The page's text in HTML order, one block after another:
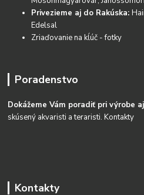
Privezieme aj do Rakúska:
Edelsal
Zriaďovanie na kĺúč - fotky
Poradenstvo
Dokážeme Vám poradiť pri výrobe
skúsený akvaristi a teraristi.Kontakty
Kontakty